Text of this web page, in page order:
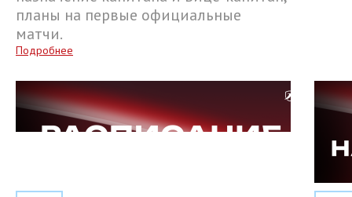
планы на первые официальные
матчи.
Подробнее